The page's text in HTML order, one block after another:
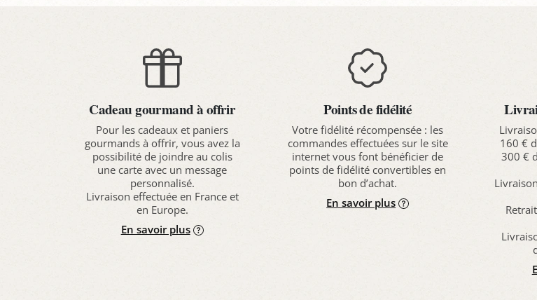
Cadeau gourmand à offrir
Pour les cadeaux et paniers
gourmands à offrir, vous avez la
possibilité de joindre au colis
une carte avec un message
personnalisé.
Livraison effectuée en France et
en Europe.
En savoir plus
Points de fidélité
Votre fidélité récompensée : les
commandes effectuées sur le site
internet vous font bénéficier de
points de fidélité convertibles en
bon d’achat.
En savoir plus
160 €
300 €